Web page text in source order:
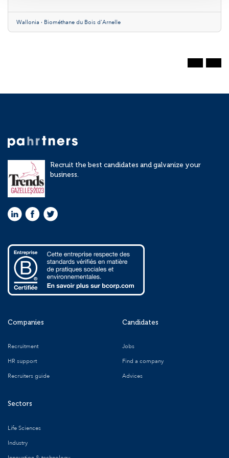
Wallonia · Biométhane du Bois d'Arnelle
Recruit the best candidates and galvanize your
business.
Companies
Recruitment
HR support
Recruiters guide
Sectors
Life Sciences
Industry
Candidates
Jobs
Find a company
Advices